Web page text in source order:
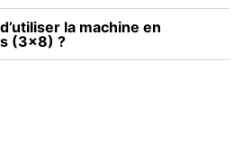
la machine en
(3x8) ?